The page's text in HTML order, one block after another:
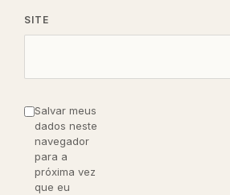
SITE
Salvar meus
dados neste
navegador
para a
próxima vez
que eu